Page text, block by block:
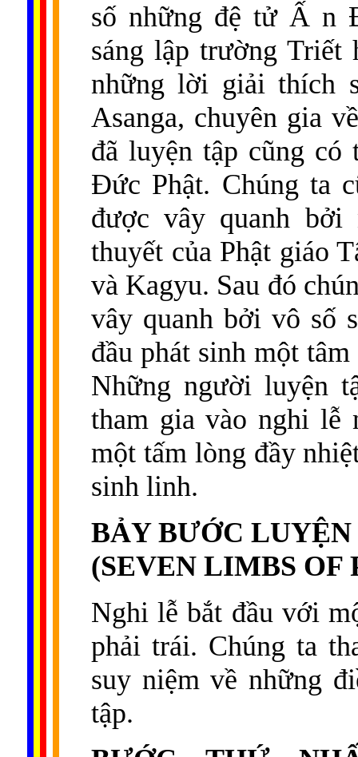
số những đệ tử Ấ n
sáng lập trường Triết
những lời giải thích
Asanga, chuyên gia
đã luyện tập cũng có
Đức Phật. Chúng ta
được vây quanh bởi
thuyết của Phật giáo
và Kagyu. Sau đó
vây quanh bởi vô số
đầu phát sinh một
Những người luyện
tham gia vào nghi lễ
một tấm lòng đầy
sinh linh.
BẢY BƯỚC LUYỆN
(SEVEN LIMBS OF
Nghi lễ bắt đầu với
phải trái. Chúng ta
suy niệm về những
tập.